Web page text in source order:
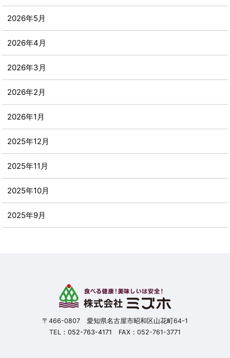
2026年5月
2026年4月
2026年3月
2026年2月
2026年1月
2025年12月
2025年11月
2025年10月
2025年9月
〒466-0807 愛知県名古屋市昭和区山花町64-1
TEL： 052-763-4171 FAX：052-761-3771